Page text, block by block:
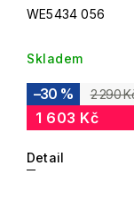
WE5434 056
Skladem
2 290
–30 %
1 603 Kč
Detail